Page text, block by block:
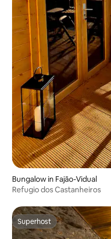
Bungalow in Fajão-Vidual
Refugio dos Castanheiros
Superhost
Superhost